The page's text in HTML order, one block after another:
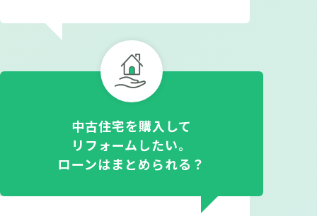
中古住宅を購入して
リフォームしたい。
ローンはまとめられる？